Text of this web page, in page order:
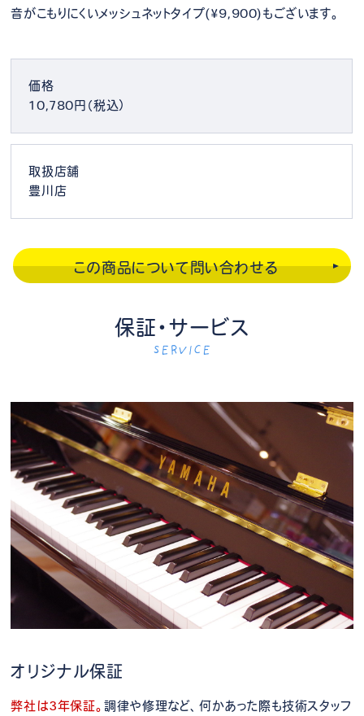
音がこもりにくいメッシュネットタイプ(¥9,900)もございます。
価格
10,780円（税込）
取扱店舗
豊川店
この商品について問い合わせる
保証・サービス
SERVICE
オリジナル保証
弊社は3年保証。調律や修理など、何かあった際も技術スタッフ